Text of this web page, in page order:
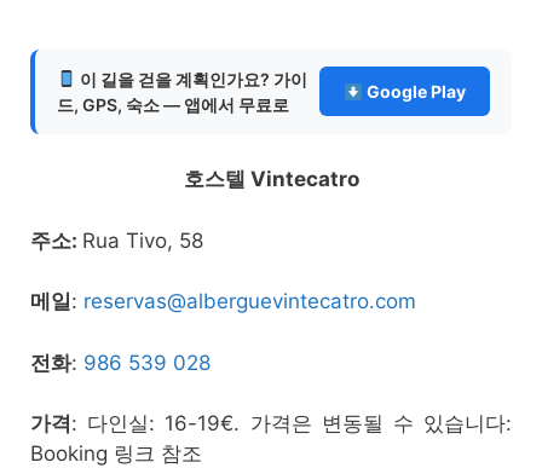
이 길을 걷을 계획인가요? 가이
드, GPS, 숙소 — 앱에서 무료로
Google Play
호스텔 Vintecatro
주소: Rua Tivo, 58
메일: reservas@alberguevintecatro.com
전화: 986 539 028
가격 : 다인실: 16-19€. 가격은 변동될 수 있습니다:
Booking 링크 참조